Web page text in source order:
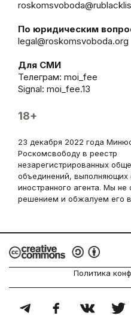
По юридическим
legal@roskomsvoboda.org
Для СМИ
Телеграм: moi_fee
Signal: moi_fee.13
18+
23 декабря 2022 года
Роскомсвободу в реестр
незарегистрированных
объединений, выполняющих
иностранного агента. Мы не
решением и обжалуем его в
Политика